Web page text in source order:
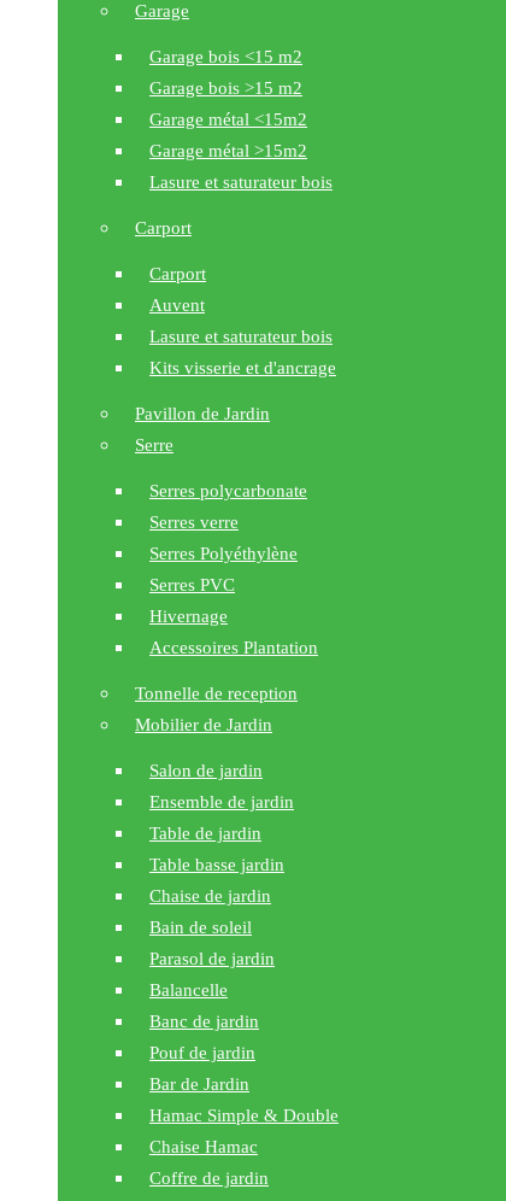
Garage
Garage bois <15 m2
Garage bois >15 m2
Garage métal <15m2
Garage métal >15m2
Lasure et saturateur bois
Carport
Carport
Auvent
Lasure et saturateur bois
Kits visserie et d'ancrage
Pavillon de Jardin
Serre
Serres polycarbonate
Serres verre
Serres Polyéthylène
Serres PVC
Hivernage
Accessoires Plantation
Tonnelle de reception
Mobilier de Jardin
Salon de jardin
Ensemble de jardin
Table de jardin
Table basse jardin
Chaise de jardin
Bain de soleil
Parasol de jardin
Balancelle
Banc de jardin
Pouf de jardin
Bar de Jardin
Hamac Simple & Double
Chaise Hamac
Coffre de jardin